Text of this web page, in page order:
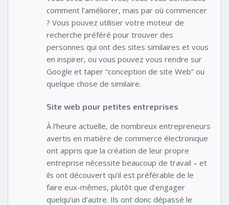
comment l’améliorer, mais par où commencer
? Vous pouvez utiliser votre moteur de
recherche préféré pour trouver des
personnes qui ont des sites similaires et vous
en inspirer, ou vous pouvez vous rendre sur
Google et taper “conception de site Web” ou
quelque chose de similaire.
Site web pour petites entreprises
À l’heure actuelle, de nombreux entrepreneurs
avertis en matière de commerce électronique
ont appris que la création de leur propre
entreprise nécessite beaucoup de travail – et
ils ont découvert qu’il est préférable de le
faire eux-mêmes, plutôt que d’engager
quelqu’un d’autre. Ils ont donc dépassé le